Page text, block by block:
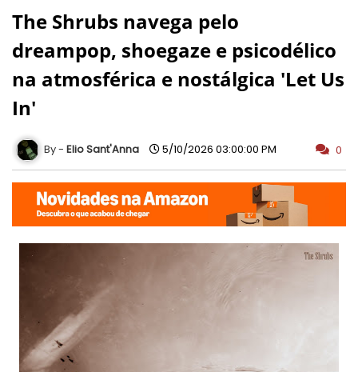
The Shrubs navega pelo
dreampop, shoegaze e psicodélico
na atmosférica e nostálgica 'Let Us
In'
Elio Sant'Anna 5/10/2026 03:00:00 PM 0